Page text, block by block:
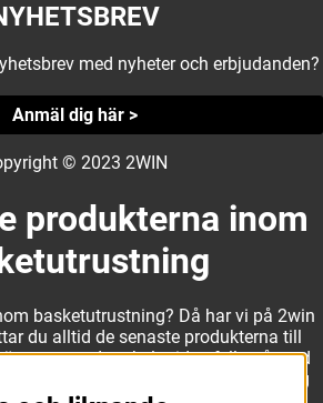
med nyheter och erbjudanden?
Anmäl dig här >
© 2023 2WIN
produkterna inom
basketutrustning? Då har vi på 2win
du alltid de senaste produkterna till
noga med att hela tiden fylla på med
Det gör oss till ett naturligt val för dig